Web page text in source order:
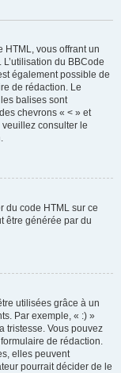
HTML, vous offrant un
du BBCode
également possible de
de rédaction. Le
balises sont
chevrons « < » et
veuillez consulter le
du code HTML sur ce
être générée par du
utilisées grâce à un
Par exemple, « :) »
tristesse. Vous pouvez
de rédaction.
elles peuvent
pourrait décider de le